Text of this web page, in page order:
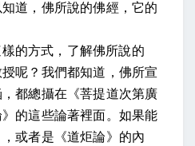
道，佛所說的佛經，它的
的方式，了解佛所說的
呢？我們都知道，佛所宣
都總攝在《菩提道次第廣
的這些論著裡面。如果能
或者是《道炬論》的內